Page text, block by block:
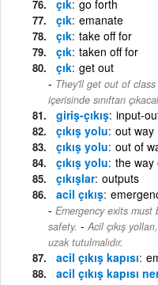
çık go forth
çık emanate
çık take off for
çık taken off for
çık get out
They'll get out of
içerisinde sınıftan
giriş-çıkış input-
çıkış yolu out way
çıkış yolu out of
çıkış yolu the way
çıkışlar outputs
acil çıkış
Emergency exits
safety. - Acil çıkış
uzak tutulmalıdır.
acil çıkış kapısı
acil çıkış kapısı